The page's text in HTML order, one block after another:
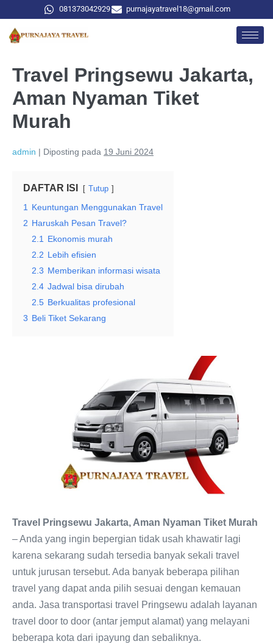
081373042929 purnajayatravel18@gmail.com
Travel Pringsewu Jakarta,
Aman Nyaman Tiket
Murah
admin | Diposting pada 19 Juni 2024
DAFTAR ISI Tutup
1
Keuntungan Menggunakan Travel
2 Haruskah Pesan Travel?
2.1
Ekonomis murah
2.2 Lebih efisien
2.3 Memberikan informasi wisata
2.4 Jadwal bisa dirubah
2.5 Berkualitas profesional
3 Beli Tiket Sekarang
Travel Pringsewu Jakarta, Aman Nyaman Tiket Murah
– Anda yang ingin bepergian tidak usah khawatir lagi
karena sekarang sudah tersedia banyak sekali travel
untuk jurusan tersebut. Ada banyak beberapa pilihan
travel yang dapat anda pilih sesuai dengan kemauan
anda. Jasa transportasi travel Pringsewu adalah layanan
travel door to door (antar jemput alamat) yang melayani
beberapa kota dari ipayung dan sebaliknya.